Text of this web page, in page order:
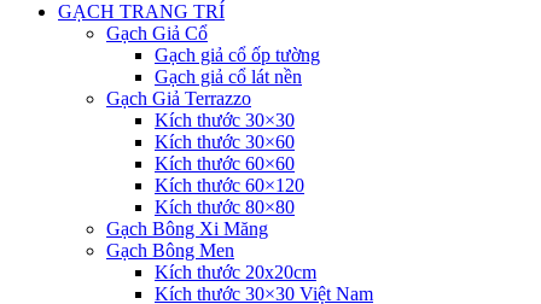
GẠCH TRANG TRÍ
Gạch Giả Cổ
Gạch giả cổ ốp tường
Gạch giả cổ lát nền
Gạch Giả Terrazzo
Kích thước 30×30
Kích thước 30×60
Kích thước 60×60
Kích thước 60×120
Kích thước 80×80
Gạch Bông Xi Măng
Gạch Bông Men
Kích thước 20x20cm
Kích thước 30×30 Việt Nam